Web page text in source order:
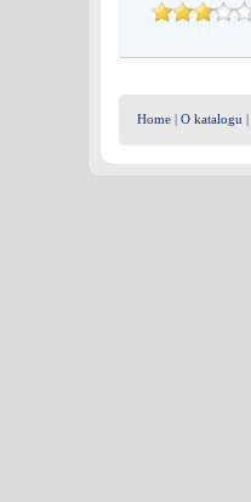
Home | O katalogu |